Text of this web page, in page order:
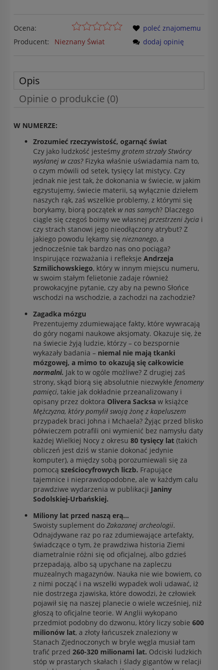
Ocena:
Producent:
Nieznany Świat
poleć znajomemu
dodaj opinię
Opis
Opinie o produkcie (0)
W NUMERZE:
Zrozumieć rzeczywistość, ogarnąć świat
Czy jako ludzkość jesteśmy grotem strzały Stwórcy
wysłanej w czas?Fizyka właśnie uświadamia nam to,
o czym mówili od setek, tysięcy lat mistycy. Czy
jednak nie jest tak, że dokonania w świecie, w jakim
egzystujemy, świecie materii, są wyłącznie dziełem
naszych rąk, zaś wszelkie problemy, z którymi się
borykamy, biorą początek w nas samych? Dlaczego
ciągle się czegoś boimy we własnej przestrzeni życia i
czy strach stanowi jego nieodłączony atrybut? Z
jakiego powodu lękamy się nieznanego, a
jednocześnie tak bardzo nas ono pociąga?
Inspirujące rozważania i refleksje Andrzeja
Szmilichowskiego, który w innym miejscu numeru,
w swoim stałym felietonie zadaje również
prowokacyjne pytanie, czy aby na pewno Słońce
wschodzi na wschodzie, a zachodzi na zachodzie?
Zagadka mózgu
Prezentujemy zdumiewające fakty, które wywracają
do góry nogami naukowe aksjomaty. Okazuje się, że
na świecie żyją ludzie, którzy – co bezspornie
wykazały badania – niemal nie mają tkanki
mózgowej, a mimo to okazują się całkowicie
normalni. Jak to w ogóle możliwe? Z drugiej zaś
strony, skąd biorą się absolutnie niezwykłe fenomeny
pamięci, takie jak dokładnie przeanalizowany i
opisany przez doktora Olivera Sacksa w książce
Mężczyzna, który pomylił swoją żonę z kapeluszem
przypadek braci Johna i Mchaela? Żyjąc przed blisko
półwieczem potrafili oni wymienić bez namysłu daty
każdej Wielkiej Nocy z okresu 80 tysięcy lat (takich
obliczeń jest dziś w stanie dokonać jedynie
komputer), a między sobą porozumiewali się za
pomocą sześciocyfrowych liczb. Frapujące
tajemnice i nieprawdopodobne, ale w każdym calu
prawdziwe wydarzenia w publikacji Janiny
Sodolskiej-Urbańskiej.
Miliony lat przed naszą erą...
Swoisty suplement do Zakazanej archeologii.
Odnajdywane raz po raz zdumiewające artefakty,
świadczące o tym, że prawdziwa historia Ziemi
diametralnie różni się od oficjalnej, albo gdzieś
przepadają, albo są upychane na zapleczu
muzealnych magazynów. Nauka nie wie bowiem, co
z nimi począć i na wszelki wypadek woli udawać, iż
nie dostrzega zjawiska, które dowodzi, że człowiek
pojawił się na naszej planecie o wiele wcześniej, niż
głoszą to oficjalne teorie. W Anglii wykopano
przedmiot podobny do dzwonu, który liczy sobie 600
milionów lat, a złoty łańcuszek znaleziony w
Stanach Zjednoczonych w bryle węgla musiał tam
trafić przed 260-320 milionami lat. Odciski ludzkich
stóp w prastarych skałach i ślady gigantów w relacji